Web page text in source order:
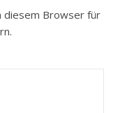
diesem Browser für